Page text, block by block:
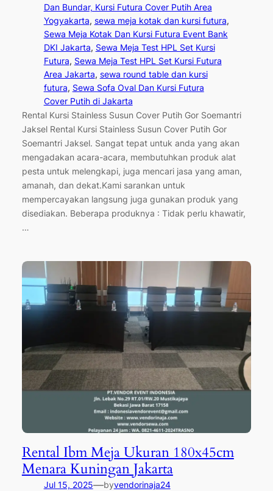
Dan Bundar, Kursi Futura Cover Putih Area
Yogyakarta, sewa meja kotak dan kursi futura
Sewa Meja Kotak Dan Kursi Futura Event Bank
DKI Jakarta, Sewa Meja Test HPL Set Kursi
Futura, Sewa Meja Test HPL Set Kursi Futura
Area Jakarta, sewa round table dan kursi
futura, Sewa Sofa Oval Dan Kursi Futura
Cover Putih di Jakarta
Rental Kursi Stainless Susun Cover Putih Gor Soemantri
Jaksel Rental Kursi Stainless Susun Cover Putih Gor
Soemantri Jaksel. Sangat tepat untuk anda yang akan
mengadakan acara-acara, membutuhkan produk alat
pesta untuk melengkapi, juga mencari jasa yang aman,
amanah, dan dekat.Kami sarankan untuk
mempercayakan langsung juga gunakan produk yang
disediakan. Beberapa produknya : Tidak perlu khawatir,
…
Rental Ibm Meja Ukuran 180x45cm
Menara Kuningan Jakarta
Jul 15, 2025—byvendorinaja24